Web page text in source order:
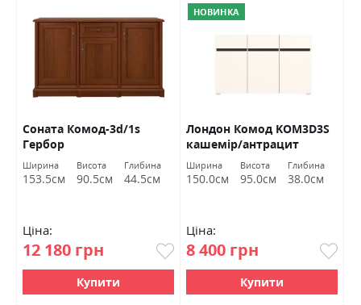
Соната Комод-3d/1s
Гербор
Ширина
153.5см
Висота
90.5см
Глибина
44.5см
Ціна:
12 180 грн
Купити
НОВИНКА
Лондон Комод KOM3D3S
кашемір/антрацит
Гербор
Ширина
150.0см
Висота
95.0см
Глибина
38.0см
Ціна:
8 400 грн
Купити